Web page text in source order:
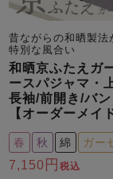
昔ながらの和晒製法
特別な風合い
和晒京ふたえガ
ースパジャマ・
長袖/前開き/バ
【オーダーメイ
春 秋 綿 ガー
7,150 税込